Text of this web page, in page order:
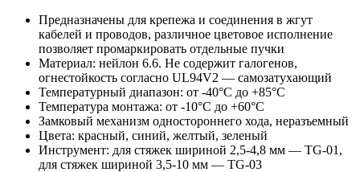
Предназначены для крепежа и соединения в жгут
кабелей и проводов, различное цветовое исполнение
позволяет промаркировать отдельные пучки
Материал: нейлон 6.6. Не содержит галогенов,
огнестойкость согласно UL94V2 — самозатухающий
Температурный диапазон: от -40°C до +85°C
Температура монтажа: от -10°C до +60°C
Замковый механизм одностороннего хода, неразъемный
Цвета: красный, синий, желтый, зеленый
Инструмент: для стяжек шириной 2,5-4,8 мм — TG-01,
для стяжек шириной 3,5-10 мм — TG-03